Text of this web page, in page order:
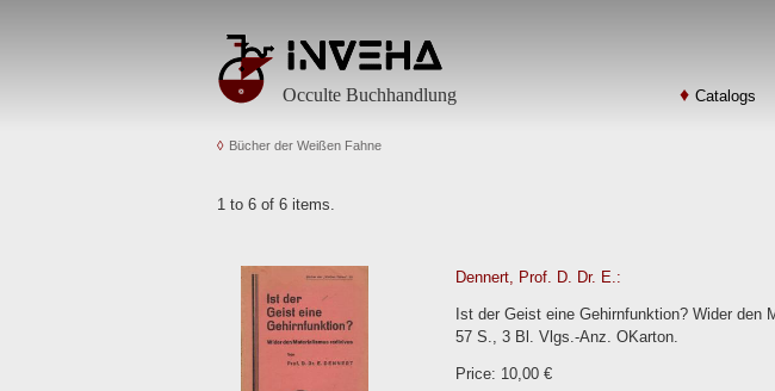
Occulte Buchhandlung Catalogs
Bücher der Weißen Fahne
1 to 6 of 6 items.
Dennert, Prof. D. Dr. E.:
Ist der Geist eine Gehirnfunktion? Wider
57 S., 3 Bl. Vlgs.-Anz. OKarton.
Price: 10,00 €